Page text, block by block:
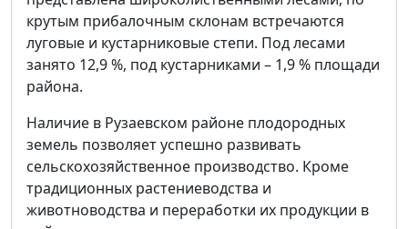
крутым прибалочным склонам встречаются
луговые и кустарниковые степи. Под лесами
занято 12,9 %, под кустарниками – 1,9 % площади
района.
Наличие в Рузаевском районе плодородных
земель позволяет успешно развивать
сельскохозяйственное производство. Кроме
традиционных растениеводства и
животноводства и переработки их продукции в